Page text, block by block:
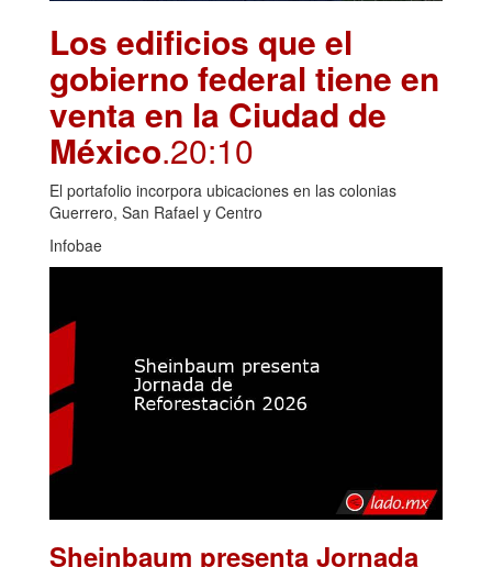
Los edificios que el
gobierno federal tiene en
venta en la Ciudad de
México.20:10
El portafolio incorpora ubicaciones en las colonias
Guerrero, San Rafael y Centro
Infobae
Sheinbaum presenta Jornada